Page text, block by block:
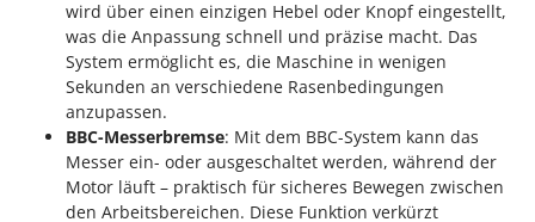
Pools
Poolstaubsauger
Rasenmäher
Rasensodenschneider
Rasentraktoren Aufsitzmäher
GeoTech Pro
Gierre
Ginko - MGM
Gipeco
Girmi
Goodyear
wird über einen einzigen Hebel oder Knopf eingestellt,
was die Anpassung schnell und präzise macht. Das
System ermöglicht es, die Maschine in wenigen
Sekunden an verschiedene Rasenbedingungen
anzupassen.
BBC-Messerbremse: Mit dem BBC-System kann das
Messer ein- oder ausgeschaltet werden, während der
Motor läuft – praktisch für sicheres Bewegen zwischen
den Arbeitsbereichen. Diese Funktion verkürzt